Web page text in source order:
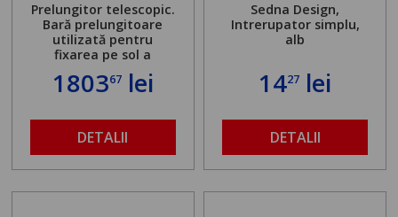
Prelungitor telescopic.
Bară prelungitoare
utilizată pentru
fixarea pe sol a
standului mașinii de
găurit în locul
maximă admisă de 500
kg și înălțime reglabilă
de la 1,8 la 2,9 m
180367lei
DETALII
Sedna Design,
Intrerupator simplu,
alb
1427 lei
DETALII